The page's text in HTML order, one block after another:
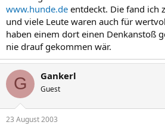
www.hunde.de entdeckt. Die fand ich
und viele Leute waren auch für
haben einem dort einen Denkanstoß
nie drauf gekommen wär.
G Gankerl
Guest
23 August 2003